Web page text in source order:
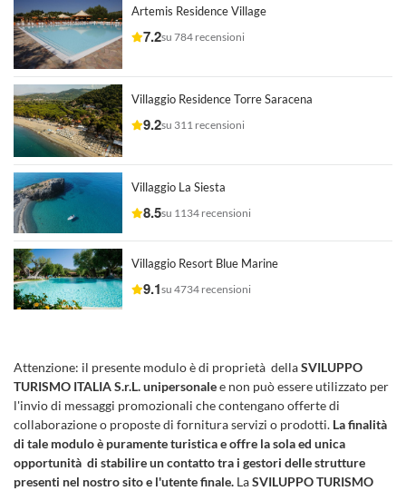
Artemis Residence Village
7.2su 784 recensioni
Villaggio Residence Torre Saracena
9.2su 311 recensioni
Villaggio La Siesta
8.5su 1134 recensioni
Villaggio Resort Blue Marine
9.1su 4734 recensioni
Attenzione: il presente modulo è di proprietà dellaSVILUPPO
TURISMO ITALIA S.r.L. unipersonalee non può essere utilizzato per
l'invio di messaggi promozionali che contengano offerte di
collaborazione o proposte di fornitura servizi o prodotti. La finalità
di tale modulo è puramente turistica e offre la sola ed unica
opportunità di stabilire un contatto tra i gestori delle strutture
presenti nel nostro sito e l'utente finale. LaSVILUPPO TURISMO